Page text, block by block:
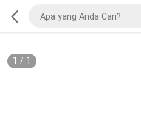
1 / 1